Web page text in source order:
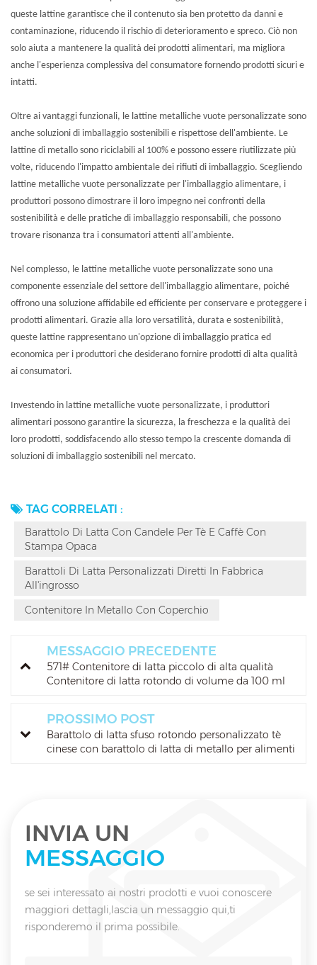
queste lattine garantisce che il contenuto sia ben protetto da danni e
contaminazione, riducendo il rischio di deterioramento e spreco. Ciò non
solo aiuta a mantenere la qualità dei prodotti alimentari, ma migliora
anche l'esperienza complessiva del consumatore fornendo prodotti sicuri e
intatti.
Oltre ai vantaggi funzionali, le lattine metalliche vuote personalizzate sono
anche soluzioni di imballaggio sostenibili e rispettose dell'ambiente. Le
lattine di metallo sono riciclabili al 100% e possono essere riutilizzate più
volte, riducendo l'impatto ambientale dei rifiuti di imballaggio. Scegliendo
lattine metalliche vuote personalizzate per l'imballaggio alimentare, i
produttori possono dimostrare il loro impegno nei confronti della
sostenibilità e delle pratiche di imballaggio responsabili, che possono
trovare risonanza tra i consumatori attenti all'ambiente.
Nel complesso, le lattine metalliche vuote personalizzate sono una
componente essenziale del settore dell'imballaggio alimentare, poiché
offrono una soluzione affidabile ed efficiente per conservare e proteggere i
prodotti alimentari. Grazie alla loro versatilità, durata e sostenibilità,
queste lattine rappresentano un'opzione di imballaggio pratica ed
economica per i produttori che desiderano fornire prodotti di alta qualità
ai consumatori.
Investendo in lattine metalliche vuote personalizzate, i produttori
alimentari possono garantire la sicurezza, la freschezza e la qualità dei
loro prodotti, soddisfacendo allo stesso tempo la crescente domanda di
soluzioni di imballaggio sostenibili nel mercato.
TAG CORRELATI :
Barattolo Di Latta Con Candele Per Tè E Caffè Con
Stampa Opaca
Barattoli Di Latta Personalizzati Diretti In Fabbrica
All'ingrosso
Contenitore In Metallo Con Coperchio
MESSAGGIO PRECEDENTE
571# Contenitore di latta piccolo di alta qualità
Contenitore di latta rotondo di volume da 100 ml
PROSSIMO POST
Barattolo di latta sfuso rotondo personalizzato tè
cinese con barattolo di latta di metallo per alimenti
INVIA UN
MESSAGGIO
se sei interessato ai nostri prodotti e vuoi conoscere
maggiori dettagli,lascia un messaggio qui,ti
risponderemo il prima possibile.